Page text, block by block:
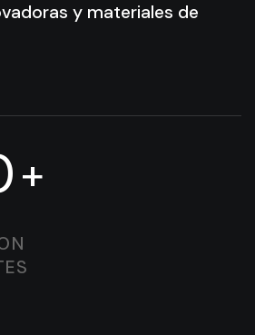
y materiales de
+